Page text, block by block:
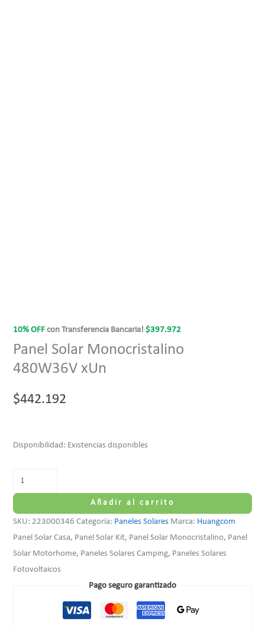
10% OFF con Transferencia Bancaria!$397.972
Panel Solar Monocristalino
480W36V xUn
$442.192
Disponibilidad: Existencias disponibles
Añadir al carrito
SKU: 223000346 Categoría: Paneles Solares Marca: Huangcom
Panel Solar Casa, Panel Solar Kit, Panel Solar Monocristalino, Panel
Solar Motorhome, Paneles Solares Camping, Paneles Solares
Fotovoltaicos
Pago seguro garantizado